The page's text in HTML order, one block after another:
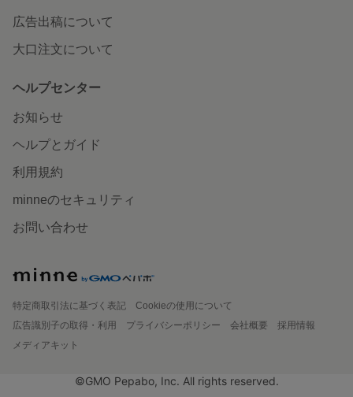
広告出稿について
大口注文について
ヘルプセンター
お知らせ
ヘルプとガイド
利用規約
minneのセキュリティ
お問い合わせ
特定商取引法に基づく表記
Cookieの使用について
広告識別子の取得・利用
プライバシーポリシー 会社概要
採用情報
メディアキット
©GMO Pepabo, Inc. All rights reserved.